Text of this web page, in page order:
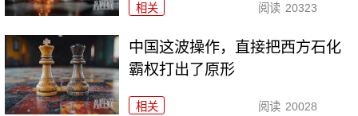
相关 阅读 20323
中国这波操作，直接把西方石化
霸权打出了原形
相关 阅读 20028